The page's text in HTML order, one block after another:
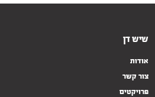
שיש דן
אודות
צור קשר
פרויקטים